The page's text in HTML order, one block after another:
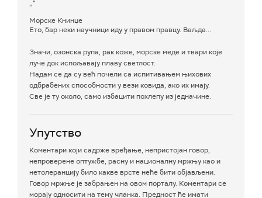
,,"
Морске Книнџе
Ето, бар неки научници иду у правом правцу. Ваљда...
Значи, озонска рупа, рак коже, морске меде и твари које
луче док испољавају плаву светлост.
Надам се да су већ почели са испитивањем њихових
одбрабених способности у вези ковида, ако их имају.
Све је ту около, само избацити похлепу из једначине.
Упутство
Коментари који садрже вређање, непристојан говор,
непроверене оптужбе, расну и националну мржњу као и
нетолеранцију било какве врсте неће бити објављени.
Говор мржње је забрањен на овом порталу. Коментари се
морају односити на тему чланка. Предност ће имати